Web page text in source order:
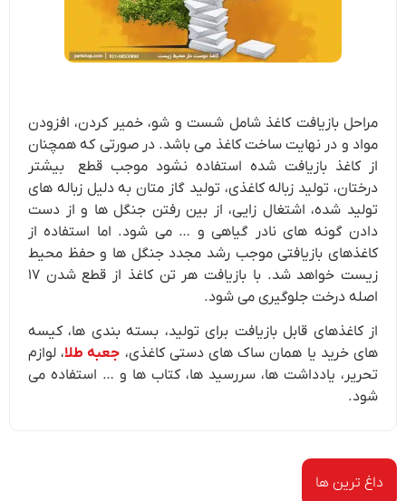
مراحل بازیافت کاغذ شامل شست و شو، خمیر کردن، افزودن
مواد و در نهایت ساخت کاغذ می باشد. در صورتی که همچنان
از کاغذ بازیافت شده استفاده نشود موجب قطع بیشتر
درختان، تولید زباله کاغذی، تولید گاز متان به دلیل زباله های
تولید شده، اشتغال زایی، از بین رفتن جنگل ها و از دست
دادن گونه های نادر گیاهی و … می شود. اما استفاده از
کاغذهای بازیافتی موجب رشد مجدد جنگل ها و حفظ محیط
زیست خواهد شد. با بازیافت هر تن کاغذ از قطع شدن ۱۷
اصله درخت جلوگیری می شود.
از کاغذهای قابل بازیافت برای تولید، بسته بندی ها، کیسه
های خرید یا همان ساک های دستی کاغذی، جعبه طلا، لوازم
تحریر، یادداشت ها، سررسید ها، کتاب ها و … استفاده می
شود.
داغ ترین ها